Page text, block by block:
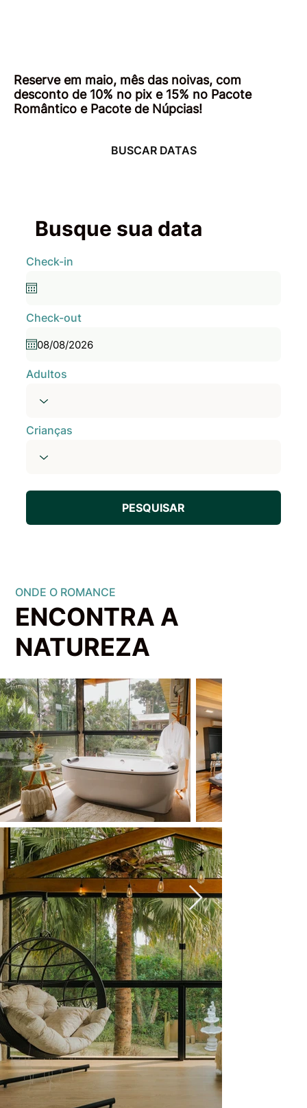
Reserve em maio, mês das noivas, com
desconto de 10% no pix e 15% no Pacote
Romântico e Pacote de Núpcias!
BUSCAR DATAS
ONDE O ROMANCE
ENCONTRA A
NATUREZA
Busque sua data
Check-in
Check-out
Adultos
Crianças
PESQUISAR